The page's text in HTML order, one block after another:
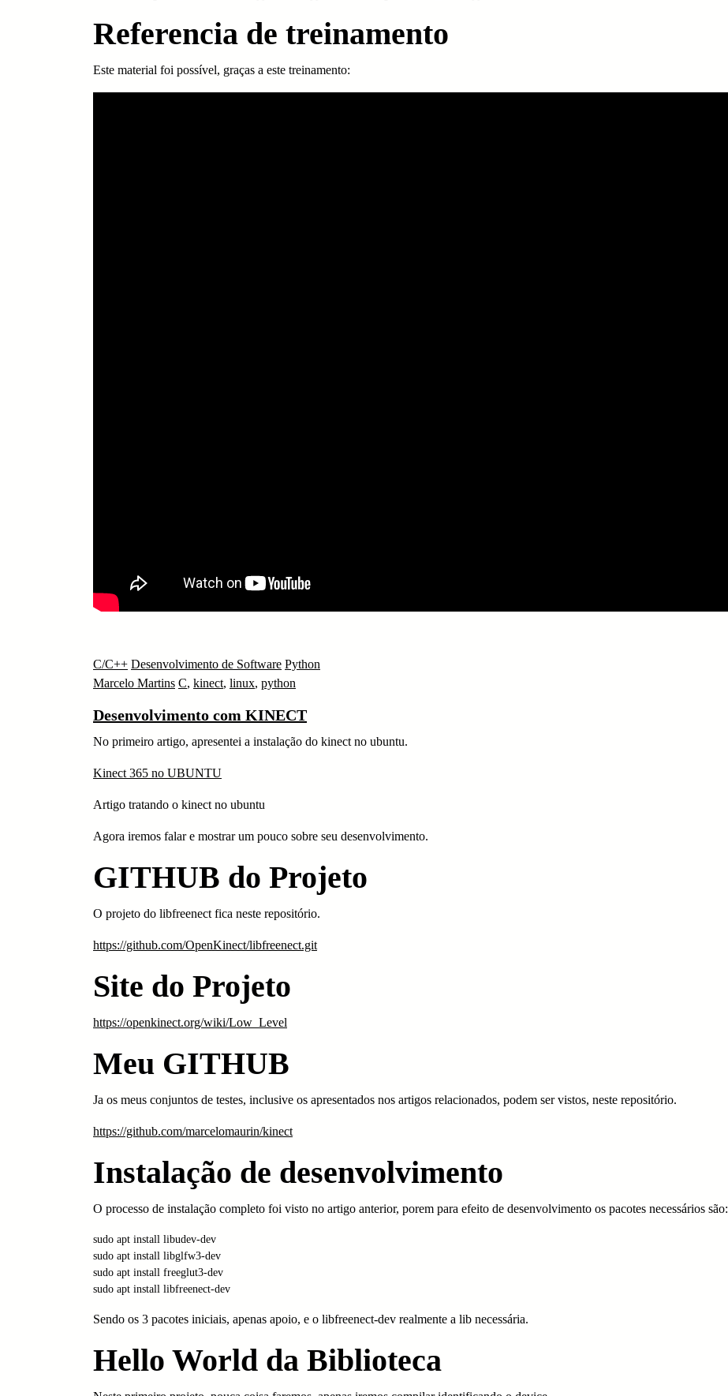
Referencia de treinamento
Este material foi possível, graças a este treinamento:
C/C++ Desenvolvimento de Software Python
Marcelo Martins C, kinect, linux, python
Desenvolvimento com KINECT
No primeiro artigo, apresentei a instalação do kinect no ubuntu.
Kinect 365 no UBUNTU
Artigo tratando o kinect no ubuntu
Agora iremos falar e mostrar um pouco sobre seu desenvolvimento.
GITHUB do Projeto
O projeto do libfreenect fica neste repositório.
https://github.com/OpenKinect/libfreenect.git
Site do Projeto
https://openkinect.org/wiki/Low_Level
Meu GITHUB
Ja os meus conjuntos de testes, inclusive os apresentados nos artigos relacionados, podem ser vistos, neste repositório.
https://github.com/marcelomaurin/kinect
Instalação de desenvolvimento
O processo de instalação completo foi visto no artigo anterior, porem para efeito de desenvolvimento os pacotes necessários são:
sudo apt install libudev-dev
sudo apt install libglfw3-dev
sudo apt install freeglut3-dev
sudo apt install libfreenect-dev
Sendo os 3 pacotes iniciais, apenas apoio, e o libfreenect-dev realmente a lib necessária.
Hello World da Biblioteca